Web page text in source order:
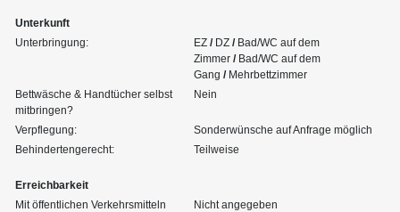
Unterkunft
Unterbringung:
EZ /DZ /Bad/WC auf dem
Zimmer /Bad/WC auf dem
Gang /Mehrbettzimmer
Bettwäsche & Handtücher selbst
mitbringen?
Nein
Verpflegung:
Sonderwünsche auf Anfrage möglich
Behindertengerecht:
Teilweise
Erreichbarkeit
Mit öffentlichen Verkehrsmitteln
Nicht angegeben